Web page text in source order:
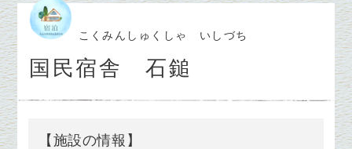
こくみんしゅくしゃ いしづち
国民宿舎 石鎚
【施設の情報】